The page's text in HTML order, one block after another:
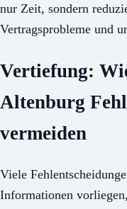
nur Zeit, sondern
Vertragsprobleme und
Vertiefung:
Altenburg
vermeiden
Viele
Informationen